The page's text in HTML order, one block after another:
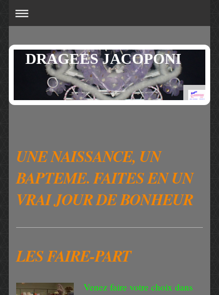
DRAGEES JACOPONI
UNE NAISSANCE, UN
BAPTEME. FAITES EN UN
VRAI JOUR DE BONHEUR
LES FAIRE-PART
Venez faire votre choix dans